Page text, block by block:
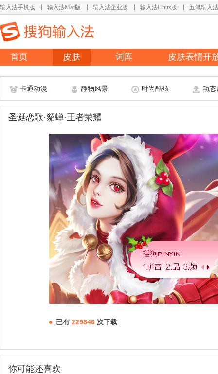
输入法手机版 输入法Mac版 输入法企业版 输入法Linux版 五笔输入法
首页 皮肤 词库 皮肤表情开
卡通动漫 静物风景 时尚酷炫 动态
圣诞恋歌·貂蝉·王者荣耀
已有 229846 次下载
你可能还喜欢